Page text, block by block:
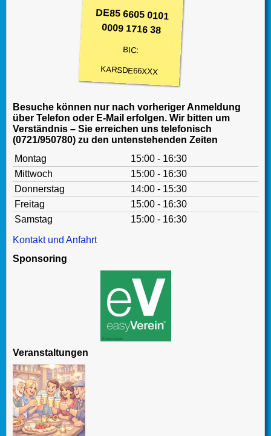
DE85 6605 0101
0009 1716 38
BIC:
KARSDE66XXX
Besuche können nur nach vorheriger Anmeldung
über Telefon oder E-Mail erfolgen. Wir bitten um
Verständnis – Sie erreichen uns telefonisch
(0721/950780) zu den untenstehenden Zeiten
Montag
15:00 - 16:30
Mittwoch
15:00 - 16:30
Donnerstag
14:00 - 15:30
Freitag
15:00 - 16:30
Samstag
15:00 - 16:30
Kontakt und Anfahrt
Sponsoring
Veranstaltungen